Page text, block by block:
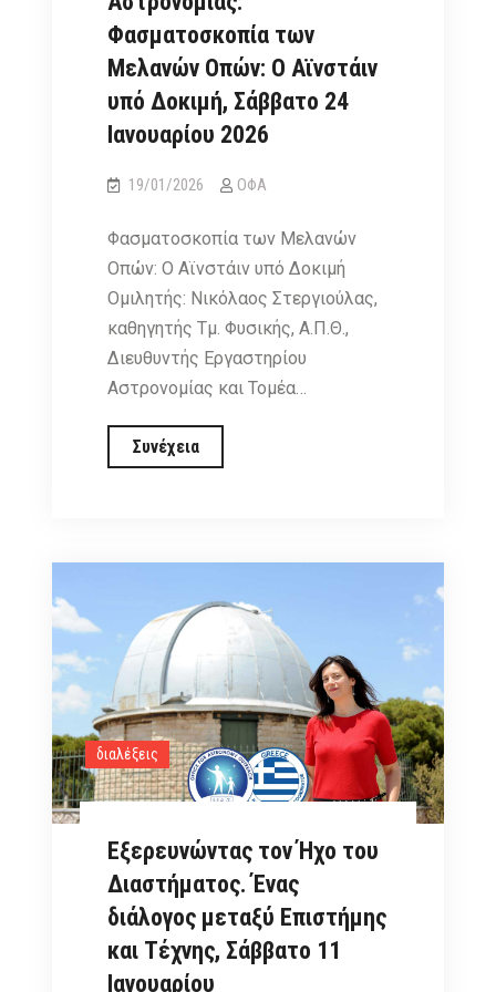
Φυσικής,
12/3/2026
Φασματοσκοπία των
Μελανών Οπών: Ο Αϊνστάιν
υπό Δοκιμή, Σάββατο 24
Ιανουαρίου 2026
19/01/2026 ΟΦΑ
Φασματοσκοπία των Μελανών
Οπών: Ο Αϊνστάιν υπό Δοκιμή
Ομιλητής: Νικόλαος Στεργιούλας,
καθηγητής Τμ. Φυσικής, Α.Π.Θ.,
Διευθυντής Εργαστηρίου
Αστρονομίας και Τομέα…
ΣυνέχειαΔιάλεξη
στον
Αστρονομίας:
Μελανών
Οπών:
Ο
Αϊνστάιν
υπό
Δοκιμή,
Σάββατο
24
Ιανουαρίου
2026
διαλέξεις
Εξερευνώντας τον Ήχο του
Διαστήματος. Ένας
διάλογος μεταξύ Επιστήμης
και Τέχνης, Σάββατο 11
Ιανουαρίου